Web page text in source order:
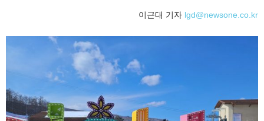
이근대 기자 lgd@newsone.co.kr